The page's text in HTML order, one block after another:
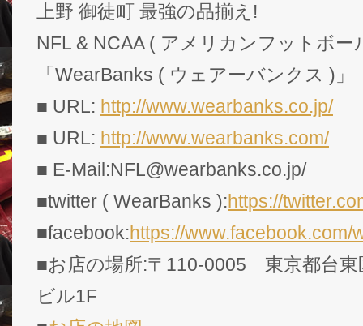
上野 御徒町 最強の品揃え!
NFL & NCAA ( アメリカンフットボー
「WearBanks ( ウェアーバンクス )」
■ URL: http://www.wearbanks.co.jp/
■ URL: http://www.wearbanks.com/
■ E-Mail:NFL@wearbanks.co.jp/
■twitter ( WearBanks ):https://
■facebook:https://www.facebook.com/
■お店の場所:〒110-0005 東京都台
ビル1F